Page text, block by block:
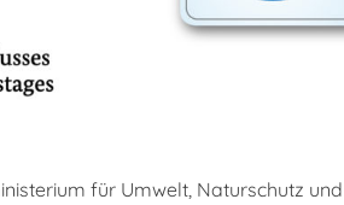
für Umwelt, Naturschutz